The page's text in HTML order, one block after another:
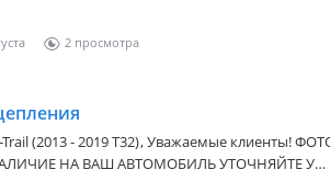
2
(2013 - 2019 T32), Уважаемые клиенты! ФОТО
НА ВАШ АВТОМОБИЛЬ УТОЧНЯЙТЕ У